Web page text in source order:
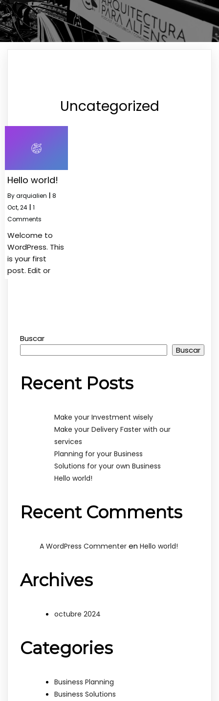
Uncategorized
Hello world!
Byarquialien
8
Oct, 24
1
Comments
Welcome to
WordPress. This
is your first
post. Edit or
Buscar
Buscar
Recent Posts
Make your Investment wisely
Make your Delivery Faster with our
services
Planning for your Business
Solutions for your own Business
Hello world!
Recent Comments
A WordPress Commenter en Hello world!
Archives
octubre 2024
Categories
Business Planning
Business Solutions